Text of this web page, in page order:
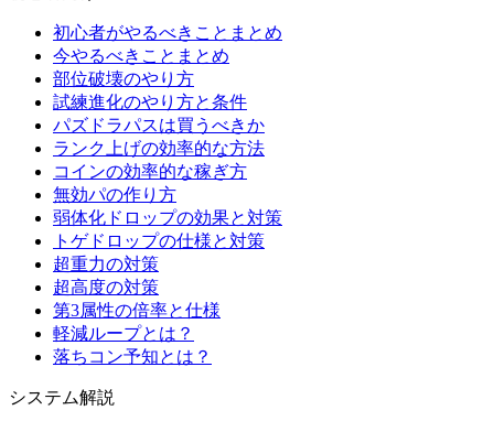
初心者がやるべきことまとめ
今やるべきことまとめ
部位破壊のやり方
試練進化のやり方と条件
パズドラパスは買うべきか
ランク上げの効率的な方法
コインの効率的な稼ぎ方
無効パの作り方
弱体化ドロップの効果と対策
トゲドロップの仕様と対策
超重力の対策
超高度の対策
第3属性の倍率と仕様
軽減ループとは？
落ちコン予知とは？
システム解説